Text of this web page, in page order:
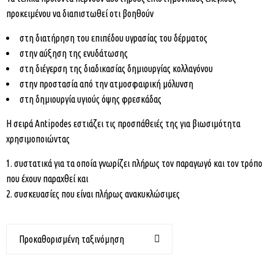
προκειμένου να διαπιστωθεί οτι βοηθούν
στη διατήρηση του επιπέδου υγρασίας του δέρματος
στην αύξηση της ενυδάτωσης
στη διέγερση της διαδικασίας δημιουργίας κολλαγόνου
στην προστασία από την ατμοσφαιρική μόλυνση
στη δημιουργία υγιούς όψης φρεσκάδας
Η σειρά Antipodes εστιάζει τις προσπάθειές της για βιωσιμότητα
χρησιμοποιώντας
συστατικά για τα οποία γνωρίζει πλήρως τον παραγωγό και τον τρόπο
που έχουν παραχθεί και
συσκευασίες που είναι πλήρως ανακυκλώσιμες
Προκαθορισμένη ταξινόμηση